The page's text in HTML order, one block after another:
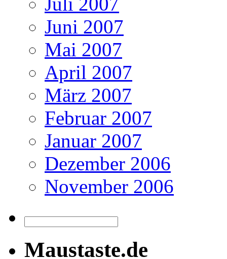
Juni 2007
Mai 2007
April 2007
März 2007
Februar 2007
Januar 2007
Dezember 2006
November 2006
Maustaste.de